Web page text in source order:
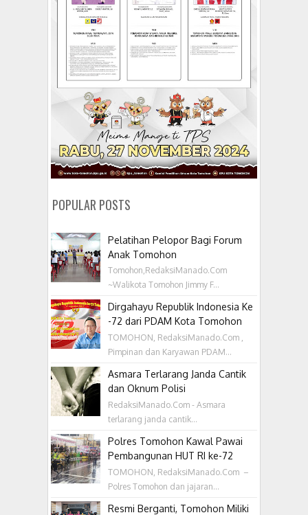
POPULAR POSTS
Pelatihan Pelopor Bagi Forum
Anak Tomohon
Tomohon,RedaksiManado.Com
~Walikota Tomohon Jimmy F...
Dirgahayu Republik Indonesia Ke
-72 dari PDAM Kota Tomohon
TOMOHON, RedaksiManado.Com ,
Pimpinan dan Karyawan PDAM...
Asmara Terlarang Janda Cantik
dan Oknum Polisi
RedaksiManado.Com - Asmara
terlarang janda cantik...
Polres Tomohon Kawal Pawai
Pembangunan HUT RI ke-72
TOMOHON, RedaksiManado.Com –
Polres Tomohon dan jajaran...
Resmi Berganti, Tomohon Miliki